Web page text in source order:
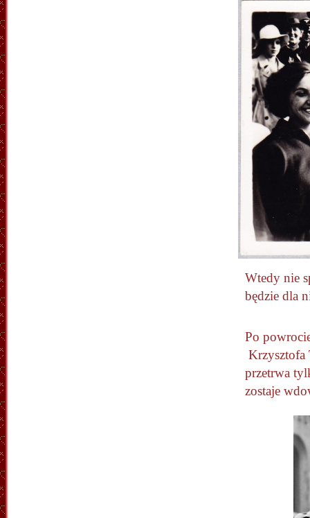
Wtedy nie
będzie dla
Po
Krzysztofa
przetrwa
zostaje